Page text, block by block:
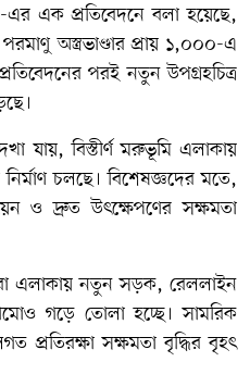
-এর এক প্রতিবেদনে বলা হয়েছে,
অস্ত্রভাণ্ডার প্রায় ১,০০০-এ
পরই নতুন উপগ্রহচিত্র
যায়, বিস্তীর্ণ মরুভূমি এলাকায়
চলছে। বিশেষজ্ঞদের মতে,
ও দ্রুত উৎক্ষেপণের সক্ষমতা
এলাকায় নতুন সড়ক, রেললাইন
গড়ে তোলা হচ্ছে। সামরিক
প্রতিরক্ষা সক্ষমতা বৃদ্ধির বৃহৎ